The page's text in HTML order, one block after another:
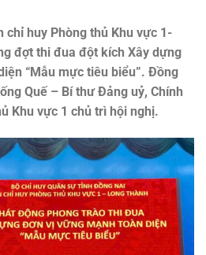
chỉ huy Phòng thủ Khu vực 1-
đợt thi đua đột kích Xây dựng
“Mẫu mực tiêu biểu”. Đồng
Quế – Bí thư Đảng uỷ, Chính
Khu vực 1 chủ trì hội nghị.